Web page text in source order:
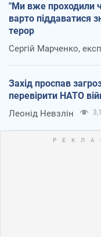
"Ми вже проходили
варто піддаватися
терор
Сергій Марченко,
Захід проспав
перевірити НАТО
Леонід Невзлін